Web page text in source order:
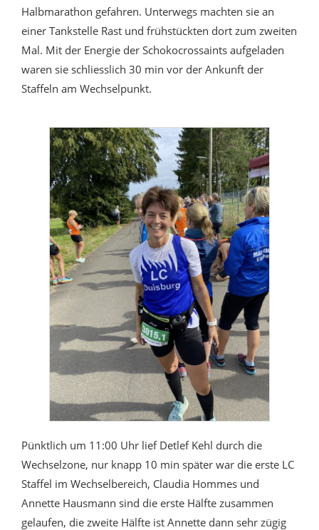
Halbmarathon gefahren. Unterwegs machten sie an
einer Tankstelle Rast und frühstückten dort zum zweiten
Mal. Mit der Energie der Schokocrossaints aufgeladen
waren sie schliesslich 30 min vor der Ankunft der
Staffeln am Wechselpunkt.
Pünktlich um 11:00 Uhr lief Detlef Kehl durch die
Wechselzone, nur knapp 10 min später war die erste LC
Staffel im Wechselbereich, Claudia Hommes und
Annette Hausmann sind die erste Hälfte zusammen
gelaufen, die zweite Hälfte ist Annette dann sehr zügig